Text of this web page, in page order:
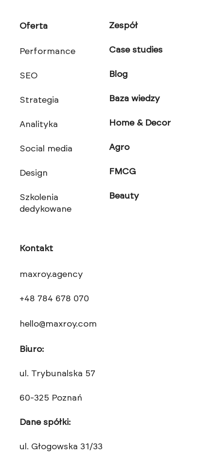
Oferta
Performance
SEO
Strategia
Analityka
Social media
Design
Szkolenia
dedykowane
Kontakt
maxroy.agency
+48 784 678 070
hello@maxroy.com
Biuro:
ul. Trybunalska 57
60-325 Poznań
Dane spółki:
ul. Głogowska 31/33
Zespół
Case studies
Blog
Baza wiedzy
Home & Decor
Agro
FMCG
Beauty